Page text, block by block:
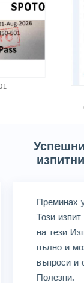
Преминах
Този
на тези
пълно и
въпроси и
Полезни.